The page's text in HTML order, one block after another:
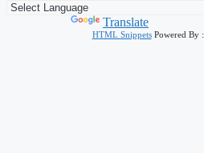
Translate
HTML SnippetsPowered By :